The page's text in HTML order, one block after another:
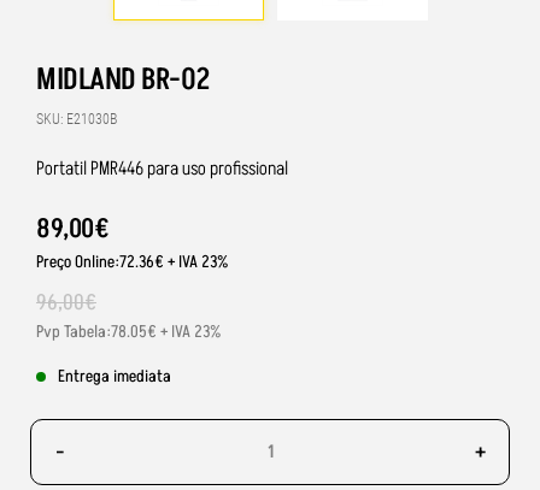
MIDLAND BR-02
SKU: E21030B
Portatil PMR446 para uso profissional
89,00€
Preço Online:72.36€ + IVA 23%
96,00€
Pvp Tabela:78.05€ + IVA 23%
Entrega imediata
- +